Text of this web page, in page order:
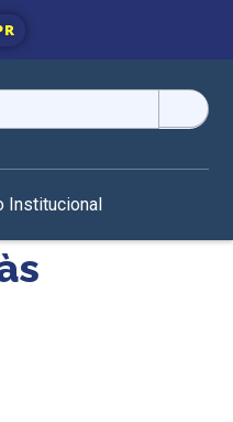
Institucional